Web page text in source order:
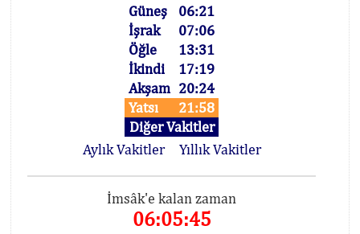
Güneş
06:21
İşrak
07:06
Öğle
13:31
İkindi
17:19
Akşam 20:24
Yatsı
21:58
Diğer Vakitler
Aylık Vakitler
Yıllık Vakitler
İmsâk'e kalan zaman
06:05:44